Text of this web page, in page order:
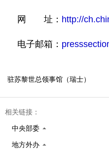
网 址： http://
电子邮箱：
驻苏黎世总领事馆（瑞士）
相关链接：
中央部委
地方外办